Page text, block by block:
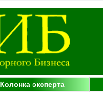
Колонка эксперта